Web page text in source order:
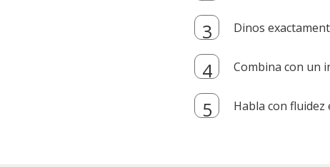
Dinos
Combina con un
Habla con fluidez